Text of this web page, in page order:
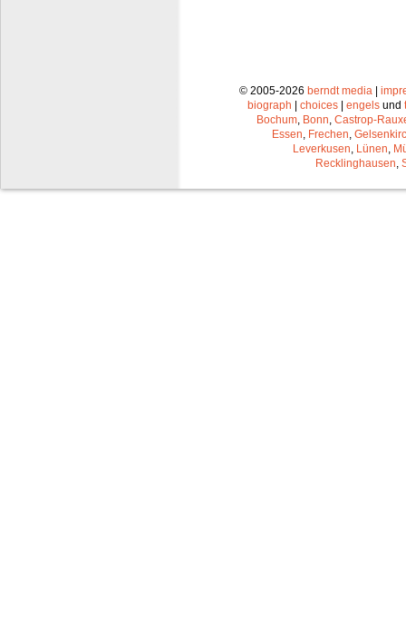
© 2005-2026 berndt media |
biograph | choices | engels und
Bochum Bonn Castrop-
Essen Frechen
Leverkusen Lünen
Recklinghausen